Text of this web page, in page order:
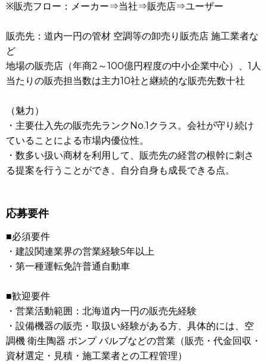
※販売フロー：メーカー⇒当社⇒販売店⇒ユーザー
販売先：道内一円の管材 空調等の卸売り販売店 施工業者な
ど
地場の販売店（年商2～100億円程度の中小企業中心）、1人
当たりの販売担当数は主力10社と継続的な販売先数十社
（魅力）
・主要仕入先の販売先ランクNo.1クラス。会社が守り続け
ていることによる市場内優位性。
・数多い扱い商材を利用して、販売先の経営の根幹に刺さ
る提案を行うことができ、自分自身も成長できる点。
応募要件
■必須要件
・建設関連業界の営業経験5年以上
・第一種運転免許普通自動車
■歓迎要件
・営業活動範囲：北海道内一円の販売先経験
・設備機器の販売・取扱い経験がある方、具体的には、空
調機 衛生陶器 ポンプ バルブなどの営業（販売・代金回収・
資材選定・見積・施工業者との工程管理）